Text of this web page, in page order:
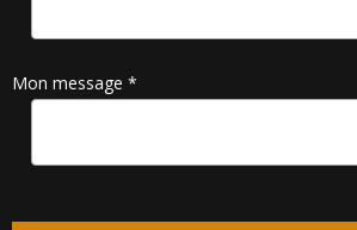
Mon message *